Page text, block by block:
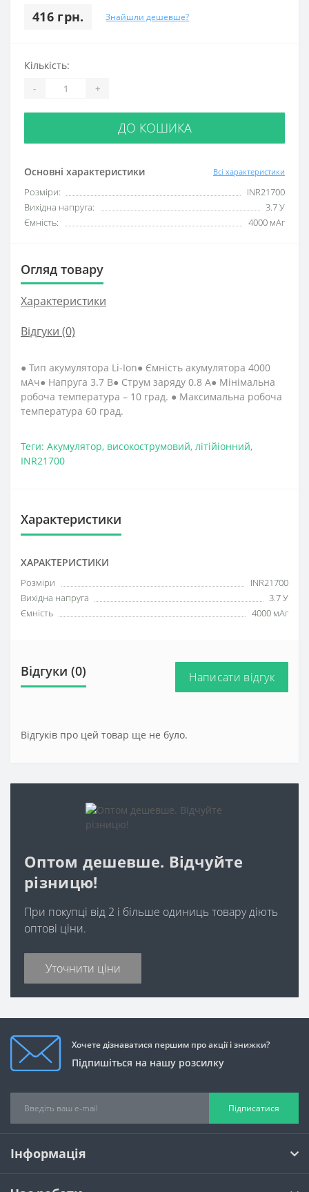
416 грн. Знайшли дешевше?
Основні характеристики Всі характеристики
Розміри:
INR21700
Вихідна напруга:
3.7 У
Ємність:
4000 мАг
Кількість:
- +
ДО КОШИКА
Огляд товару
Характеристики
Відгуки (0)
● Тип акумулятора Li-Ion● Ємність акумулятора 4000
мАч● Напруга 3.7 В● Струм заряду 0.8 А● Мінімальна
робоча температура – 10 град. ● Максимальна робоча
температура 60 град.
Теги: Акумулятор, високострумовий, літійіонний,
INR21700
Характеристики
ХАРАКТЕРИСТИКИ
Розміри
INR21700
Вихідна напруга
3.7 У
Ємність
4000 мАг
Відгуки (0) Написати відгук
Відгуків про цей товар ще не було.
Оптом дешевше. Відчуйте
різницю!
При покупці від 2 і більше одиниць товару діють
оптові ціни.
Уточнити ціни
Хочете дізнаватися першим про акції і знижки?
Підпишіться на нашу розсилку
Підписатися
Інформація